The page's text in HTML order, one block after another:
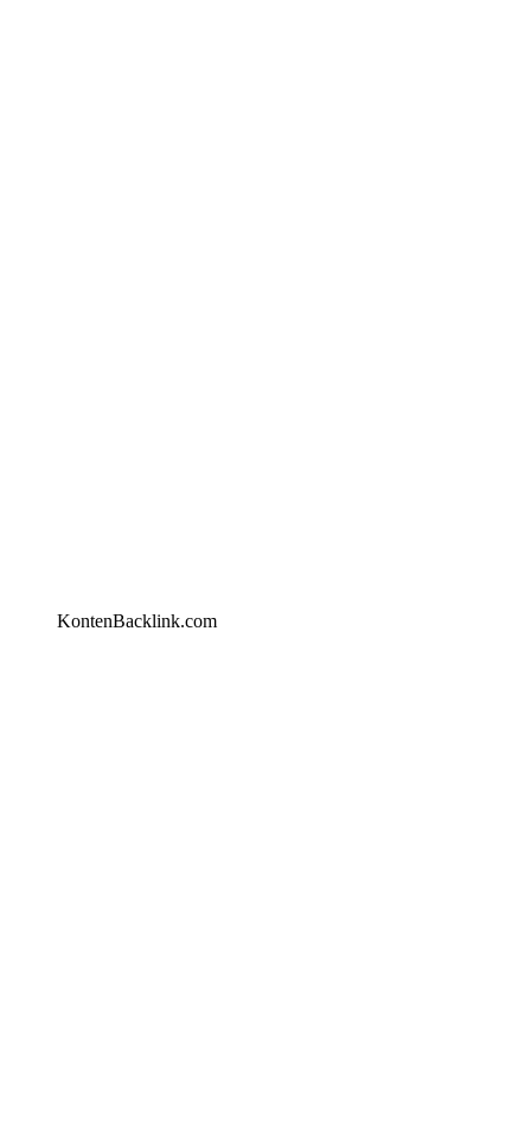
KontenBacklink.com